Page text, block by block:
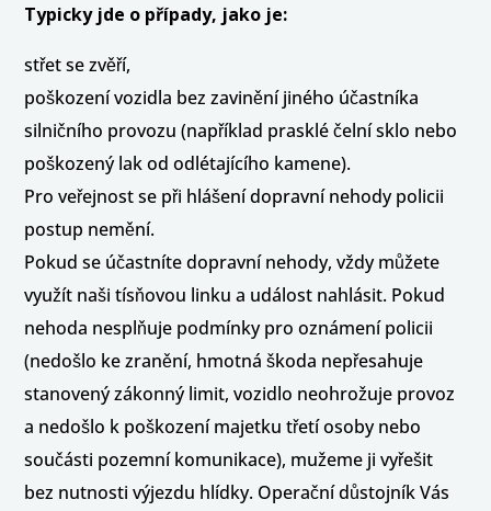
Typicky jde o případy, jako je:
střet se zvěří,
poškození vozidla bez zavinění jiného účastníka
silničního provozu (například prasklé čelní sklo nebo
poškozený lak od odlétajícího kamene).
Pro veřejnost se při hlášení dopravní nehody policii
postup nemění.
Pokud se účastníte dopravní nehody, vždy můžete
využít naši tísňovou linku a událost nahlásit. Pokud
nehoda nesplňuje podmínky pro oznámení policii
(nedošlo ke zranění, hmotná škoda nepřesahuje
stanovený zákonný limit, vozidlo neohrožuje provoz
a nedošlo k poškození majetku třetí osoby nebo
součásti pozemní komunikace), mužeme ji vyřešit
bez nutnosti výjezdu hlídky. Operační důstojník Vás